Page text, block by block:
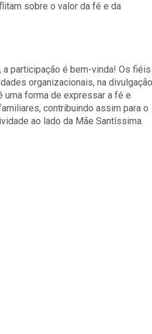
sobre o valor da fé e da
participação é bem-vinda! Os
organizacionais, na divulgação
uma forma de expressar a fé e
contribuindo assim para o
ao lado da Mãe Santíssima.